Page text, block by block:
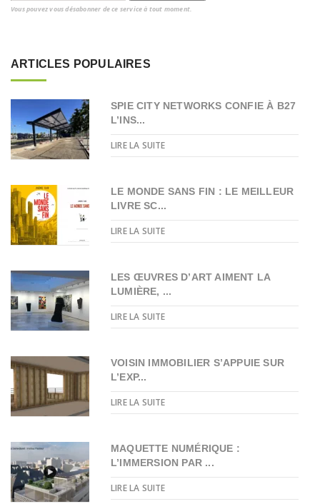
Vous pouvez vous désabonner de ce service à tout moment.
ARTICLES POPULAIRES
SPIE CITY NETWORKS CONFIE À B27
L’INS...
LIRE LA SUITE
LE MONDE SANS FIN : LE MEILLEUR
LIVRE SC...
LIRE LA SUITE
LES ŒUVRES D’ART AIMENT LA
LUMIÈRE, ...
LIRE LA SUITE
VOISIN IMMOBILIER S’APPUIE SUR
L’EXP...
LIRE LA SUITE
MAQUETTE NUMÉRIQUE :
L’IMMERSION PAR ...
LIRE LA SUITE